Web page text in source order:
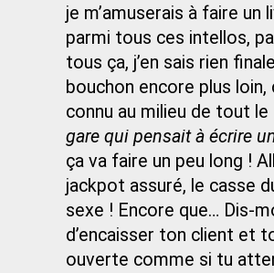
je m’amuserais à faire un
parmi tous ces intellos,
tous ça, j’en sais rien
bouchon encore plus
connu au milieu de tout
gare qui pensait à écrire
ça va faire un peu long !
jackpot assuré, le casse
sexe ! Encore que… Dis-
d’encaisser ton client et
ouverte comme si tu